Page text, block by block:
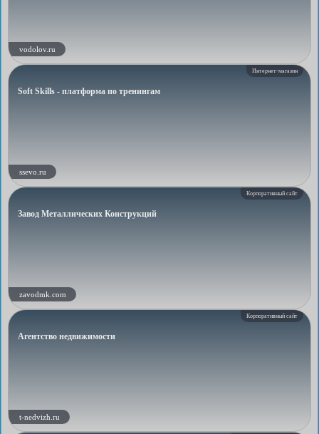
vodolov.ru
Интернет-магазин
Soft Skills - платформа по тренингам
ssevo.ru
Корпоративный сайт
Завод Металлических Конструкций
zavodmk.com
Корпоративный сайт
Агентство недвижимости
t-nedvizh.ru